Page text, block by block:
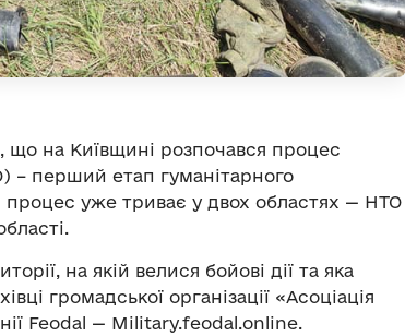
що на Київщині розпочався процес
– перший етап гуманітарного
процес уже триває у двох областях — НТО
на якій велися бойові дії та яка
громадської організації «Асоціація
Feodal — Military.feodal.online.